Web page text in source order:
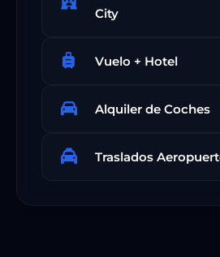
City
Vuelo + Hotel
Alquiler de Coches
Traslados